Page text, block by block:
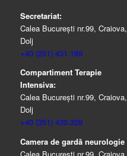
Secretariat:
Calea București nr.99, Craiova,
Dolj
+40 (251) 431.189
Compartiment Terapie
Intensiva:
Calea București nr.99, Craiova,
Dolj
+40 (351) 430.329
Camera de gardă neurologie
Calea București nr.99, Craiova,